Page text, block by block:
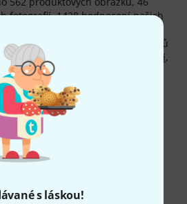
s láskou!
fotografií, 1428 hodnocení našich
recenzí (všechny jazyky).
je momentálně 26 produktů
v kategoriích
USB audio rozhraní,
konvertory
,Studiové kontrolery
adaptéry.
RME je produkt
už u nás zakoupilo 3.000
naši zákazníci produktům
hvězdiček. To je nadprůměrně
s většinou ostatních značek.
na všechny produkty 2-